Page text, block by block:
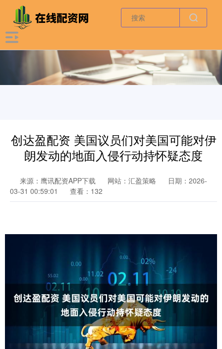
创达盈配资 美国议员们对美国可能对伊
朗发动的地面入侵行动持怀疑态度
来源：鹰讯配资APP下载 网站：汇盈策略
日期：2026-
03-31 00:59:01
查看：132